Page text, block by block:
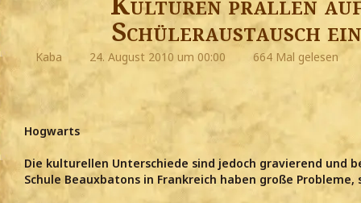
Schüleraustausch
Kaba 24. August 2010 um 00:00 664 Mal gelesen
Hogwarts
Die kulturellen Unterschiede sind jedoch gravierend und
Schule Beauxbatons in Frankreich haben große